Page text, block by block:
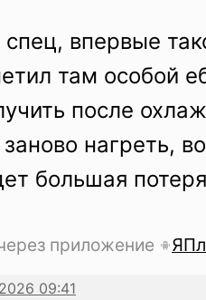
впервые
там особой
после
нагреть,
большая
приложение